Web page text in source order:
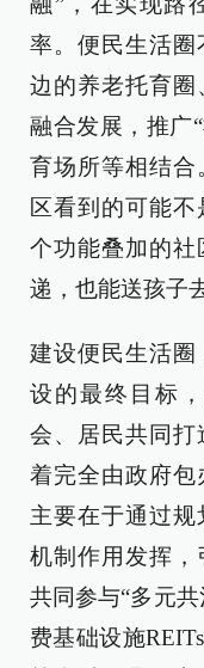
率。便民生活圈
边的养老托育圈
融合发展，推广
育场所等相结合
区看到的可能
个功能叠加的社
递，也能送孩子
建设便民生活圈
设的最终目标
会、居民共同打
着完全由政府包
主要在于通过
机制作用发挥，
共同参与“多元
费基础设施